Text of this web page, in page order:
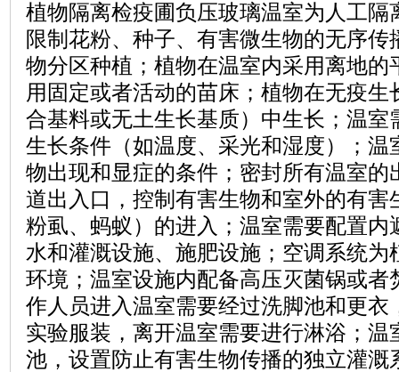
植物隔离检疫圃负压玻璃温室为人工隔
限制花粉、种子、有害微生物的无序传
物分区种植；植物在温室内采用离地的
用固定或者活动的苗床；植物在无疫
合基料或无土生长基质）中生长；温室
生长条件（如温度、采光和湿度）；温
物出现和显症的条件；密封所有温室的
道出入口，控制有害生物和室外的有害
粉虱、蚂蚁）的进入；温室需要配置内
水和灌溉设施、施肥设施；空调系统为
环境；温室设施内配备高压灭菌锅或者
作人员进入温室需要经过洗脚池和更衣
实验服装，离开温室需要进行淋浴；温
池，设置防止有害生物传播的独立灌溉